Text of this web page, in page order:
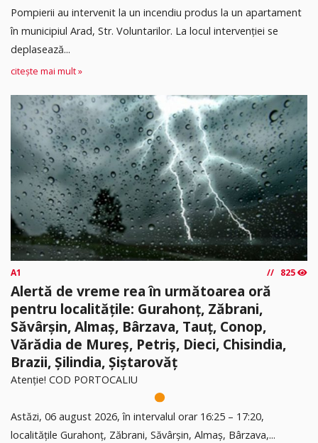
Pompierii au intervenit la un incendiu produs la un apartament
în municipiul Arad, Str. Voluntarilor. La locul intervenției se
deplasează...
citește mai mult »
A1 825
Alertă de vreme rea în următoarea oră
pentru localitățile: Gurahonț, Zăbrani,
Săvârșin, Almaș, Bârzava, Tauț, Conop,
Vărădia de Mureș, Petriș, Dieci, Chisindia,
Brazii, Șilindia, Șiștarovăț
Atenție! COD PORTOCALIU
Astăzi, 06 august 2026, în intervalul orar 16:25 – 17:20,
localitățile Gurahonț, Zăbrani, Săvârșin, Almaș, Bârzava,...